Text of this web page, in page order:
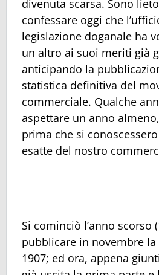
divenuta scarsa. Sono
confessare oggi che
legislazione doganale ha
un altro ai suoi meriti già
anticipando la
statistica definitiva del
commerciale. Qualche
aspettare un anno
prima che si
esatte del nostro
Si cominciò l’anno scorso
pubblicare in novembre la
1907; ed ora, appena